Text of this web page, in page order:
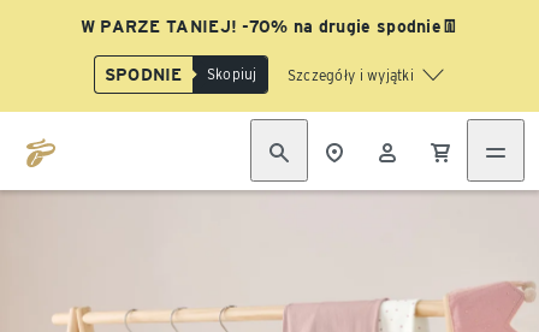
W PARZE TANIEJ! -70% na drugie spodnie👖
SPODNIE Skopiuj Szczegóły i wyjątki